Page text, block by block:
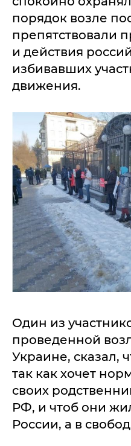
порядок возле
препятствовали
и действия
избивавших
движения.
Один из
проведенной
Украине, сказал,
так как хочет
своих
РФ, и чтоб они
России, а в